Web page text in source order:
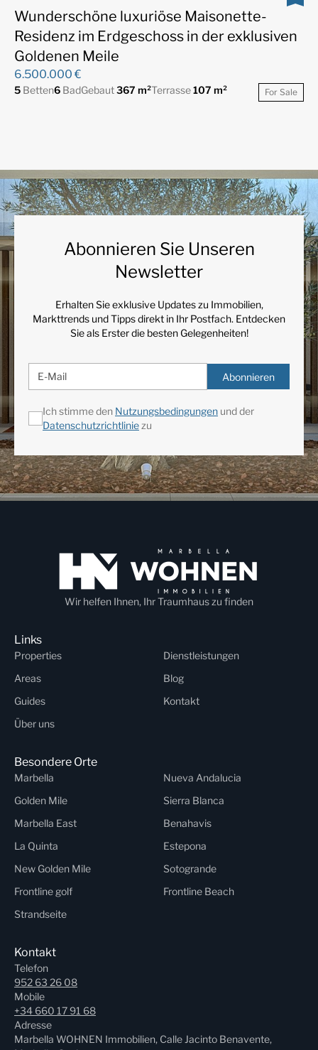
Wunderschöne luxuriöse Maisonette-
Residenz im Erdgeschoss in der exklusiven
Goldenen Meile
6.500.000 €
5 Betten6 BadGebaut367 m²Terrasse107 m² For Sale
Abonnieren Sie Unseren
Newsletter
Erhalten Sie exklusive Updates zu Immobilien,
Markttrends und Tipps direkt in Ihr Postfach. Entdecken
Sie als Erster die besten Gelegenheiten!
Abonnieren
Ich stimme den Nutzungsbedingungen und der
Datenschutzrichtlinie zu
Wir helfen Ihnen, Ihr Traumhaus zu finden
Links
Properties
Dienstleistungen
Areas
Blog
Guides
Kontakt
Über uns
Besondere Orte
Marbella
Nueva Andalucia
Golden Mile
Sierra Blanca
Marbella East
Benahavis
La Quinta
Estepona
New Golden Mile
Sotogrande
Frontline golf
Frontline Beach
Strandseite
Kontakt
Telefon
952 63 26 08
Mobile
+34 660 17 91 68
Adresse
Marbella WOHNEN Immobilien, Calle Jacinto Benavente,